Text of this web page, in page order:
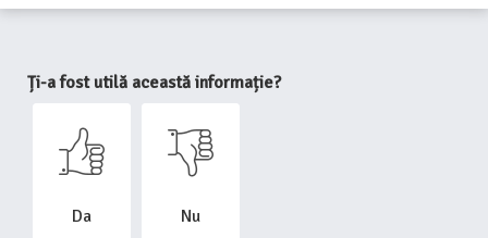
Ți-a fost utilă această informație?
Da Nu